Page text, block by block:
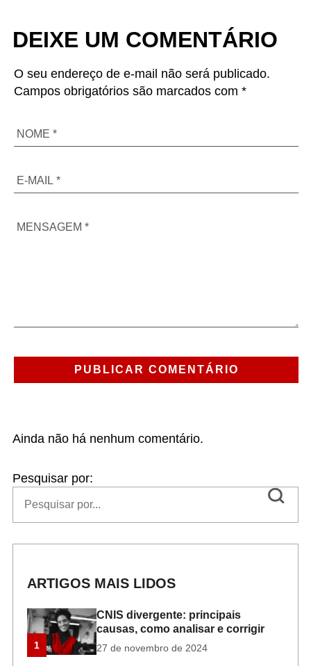
DEIXE UM COMENTÁRIO
O seu endereço de e-mail não será publicado.
Campos obrigatórios são marcados com *
Ainda não há nenhum comentário.
Pesquisar por:
ARTIGOS MAIS LIDOS
1
CNIS divergente: principais
causas, como analisar e corrigir
27 de novembro de 2024